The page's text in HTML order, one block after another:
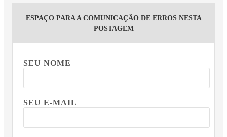
ESPAÇO PARA A COMUNICAÇÃO DE ERROS NESTA
POSTAGEM
SEU NOME
SEU E-MAIL